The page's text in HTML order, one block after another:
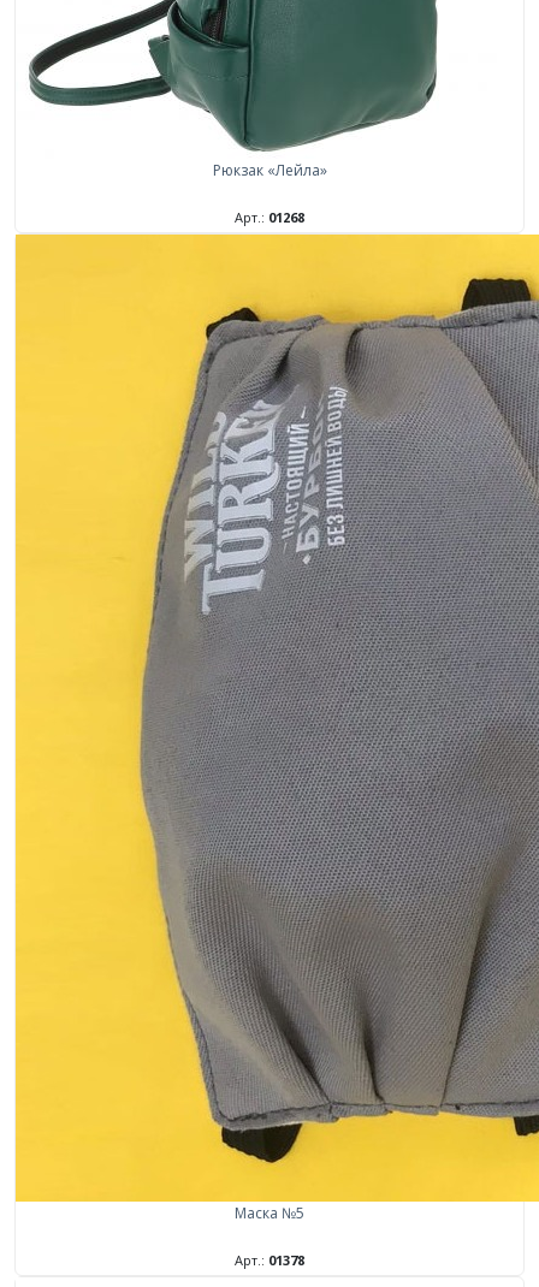
Рюкзак «Лейла»
Арт.: 01268
Маска №5
Арт.: 01378